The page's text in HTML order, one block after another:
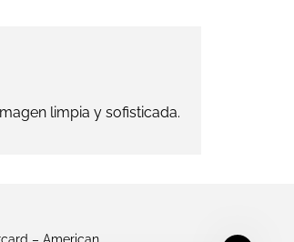
limpia y sofisticada.